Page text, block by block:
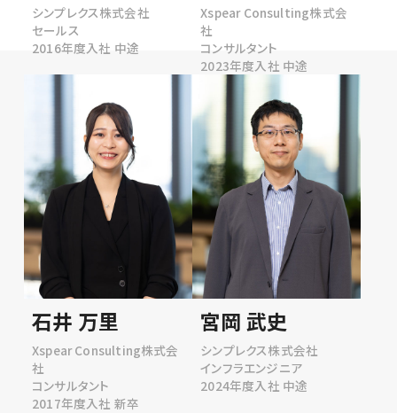
シンプレクス株式会社
セールス
2016年度入社 中途
Xspear Consulting株式会
社
コンサルタント
2023年度入社 中途
石井 万里
Xspear Consulting株式会
社
コンサルタント
2017年度入社 新卒
宮岡 武史
シンプレクス株式会社
インフラエンジニア
2024年度入社 中途